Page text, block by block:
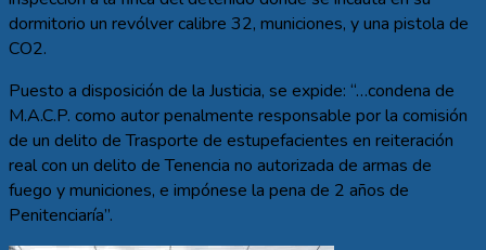
dormitorio un revólver calibre 32, municiones, y una pistola de
CO2.
Puesto a disposición de la Justicia, se expide: “…condena de
M.A.C.P. como autor penalmente responsable por la comisión
de un delito de Trasporte de estupefacientes en reiteración
real con un delito de Tenencia no autorizada de armas de
fuego y municiones, e impónese la pena de 2 años de
Penitenciaría”.